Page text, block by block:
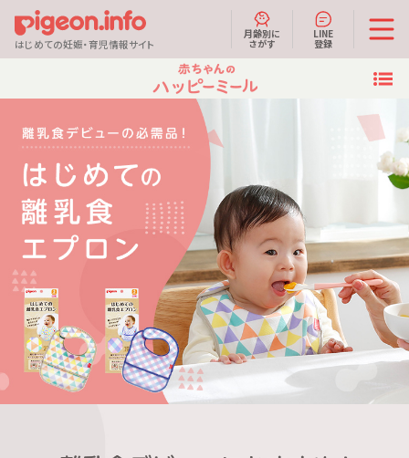
はじめての妊娠・育児情報サイト
月齢別に
さがす
LINE
登録